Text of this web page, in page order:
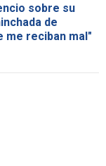
sobre su
de
me reciban mal"